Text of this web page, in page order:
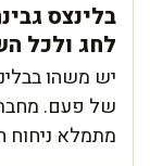
לחג ולכל
יש משהו
של פעם.
מתמלא ניחוח